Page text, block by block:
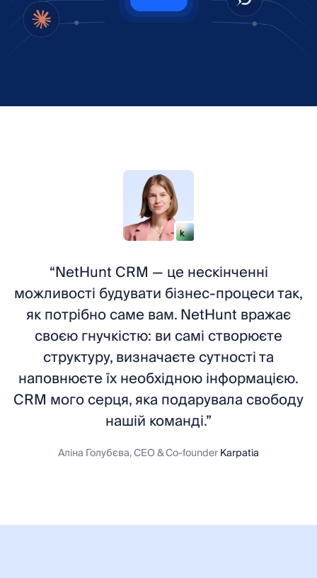
“NetHunt CRM — це нескінченні
можливості будувати бізнес-процеси так,
як потрібно саме вам. NetHunt вражає
своєю гнучкістю: ви самі створюєте
структуру, визначаєте сутності та
наповнюєте їх необхідною інформацією.
СRM мого серця, яка подарувала свободу
нашій команді.”
Аліна Голубєва, CEO & Co-founderKarpatia